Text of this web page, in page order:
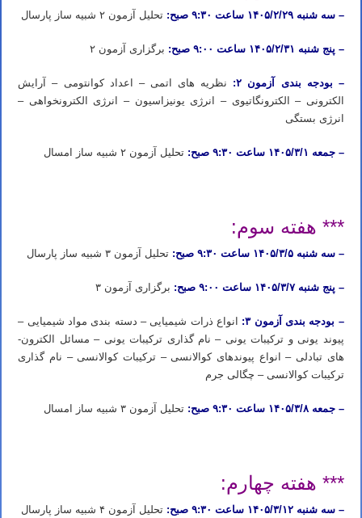
– سه شنبه ۱۴۰۵/۲/۲۹ ساعت ۹:۳۰ صبح: تحلیل آزمون ۲ شبیه ساز پارسال
– پنج شنبه ۱۴۰۵/۲/۳۱ ساعت ۹:۰۰ صبح: برگزاری آزمون ۲
– بودجه بندی آزمون ۲:
نظریه ­های اتمی – اعداد کوانتومی – آرایش
الکترونی – الکترونگاتیوی – انرژی یونیزاسیون – انرژی الکترون­خواهی –
انرژی بستگی
– جمعه ۱۴۰۵/۳/۱ ساعت ۹:۳۰ صبح: تحلیل آزمون ۲ شبیه ساز امسال
*** هفته سوم:
– سه شنبه ۱۴۰۵/۳/۵ ساعت ۹:۳۰ صبح: تحلیل آزمون ۳ شبیه ساز پارسال
– پنج شنبه ۱۴۰۵/۳/۷ ساعت ۹:۰۰ صبح: برگزاری آزمون ۳
– بودجه بندی آزمون ۳:
انواع ذرات شیمیایی – دسته­ بندی مواد شیمیایی –
پیوند یونی و ترکیبات یونی – نام­ گذاری ترکیبات یونی – مسائل الکترون­
های تبادلی – انواع پیوندهای کوالانسی – ترکیبات کوالانسی – نام­ گذاری
ترکیبات کوالانسی – چگالی جرم
– جمعه ۱۴۰۵/۳/۸ ساعت ۹:۳۰ صبح: تحلیل آزمون ۳ شبیه ساز امسال
*** هفته چهارم:
– سه شنبه ۱۴۰۵/۳/۱۲ ساعت ۹:۳۰ صبح: تحلیل آزمون ۴ شبیه ساز پارسال